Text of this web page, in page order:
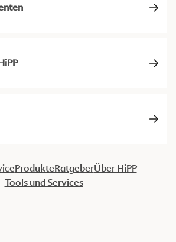
ProdukteRatgeberÜber HiPP
Tools und Services